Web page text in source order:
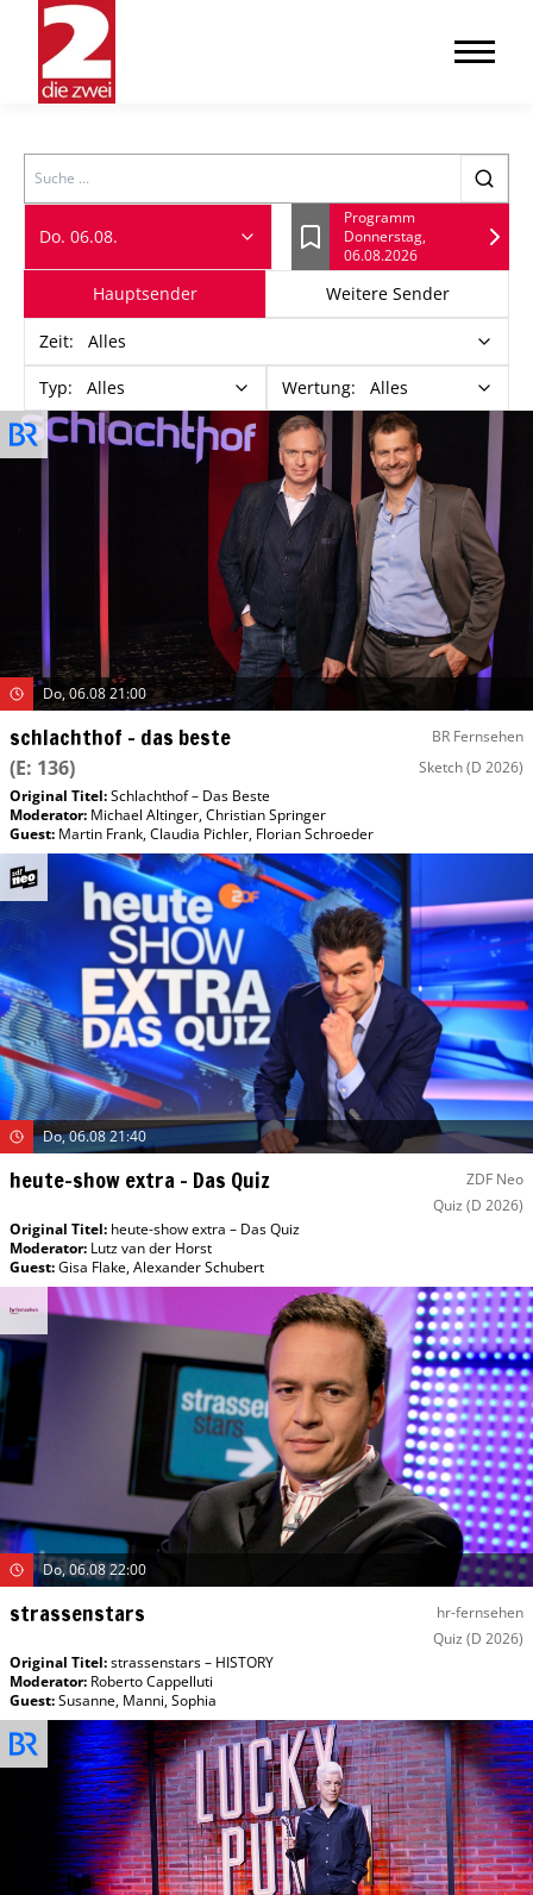
Search
Do. 06.08. Lesezeichen
Programm
Donnerstag,
06.08.2026
Hauptsender Weitere Sender
Zeit: Alles
Typ: Alles Wertung: Alles
Do, 06.08 21:00
schlachthof – das beste BR Fernsehen
(E: 136) Sketch(D 2026)
Original Titel:Schlachthof – Das Beste
Moderator: Michael Altinger,Christian Springer
Guest: Martin Frank,Claudia Pichler, Florian Schroeder
Do, 06.08 21:40
heute-show extra – Das Quiz
ZDF Neo
Quiz (D 2026)
Original Titel: heute-show extra – Das Quiz
Moderator: Lutz van der Horst
Guest:Gisa Flake,Alexander Schubert
Do, 06.08 22:00
strassenstars
hr-fernsehen
Quiz (D 2026)
Original Titel:strassenstars – HISTORY
Moderator: Roberto Cappelluti
Guest:Susanne, Manni,Sophia